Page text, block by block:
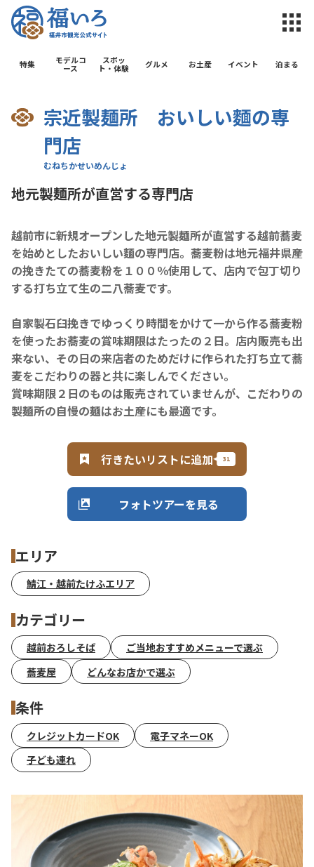
福井市観光
特集
モデルコ
ース
スポッ
ト・体験
グルメ お土産 イベント 泊まる
宗近製麺所 おいしい麵の専
門店
地元製麺所が直営する専門店
越前市に新規オープンした地元製麺所が直営する越前蕎麦
を始めとしたおいしい麵の専門店。蕎麦粉は地元福井県産
の挽きたての蕎麦粉を１００％使用して、店内で包丁切り
する打ち立て生の二八蕎麦です。
自家製石臼挽きでゆっくり時間をかけて一から作る蕎麦粉
を使ったお蕎麦の賞味期限はたったの２日。店内販売も出
来ない、その日の来店者のためだけに作られた打ち立て蕎
麦をこだわりの器と共に楽しんでください。
賞味期限２日のものは販売されていませんが、こだわりの
製麺所の自慢の麺はお土産にも最適です。
行きたいリストに追加
フォトツアーを見る
エリア
鯖江・越前たけふエリア
カテゴリー
越前おろしそば
ご当地おすすめメニューで選ぶ
蕎麦屋
どんなお店かで選ぶ
条件
クレジットカードOK
電子マネーOK
子ども連れ